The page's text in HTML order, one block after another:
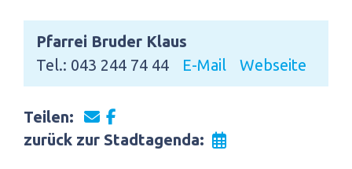
Pfarrei Bruder Klaus
Tel.: 043 244 74 44
E-Mail Webseite
Teilen:
zurück zur Stadtagenda: